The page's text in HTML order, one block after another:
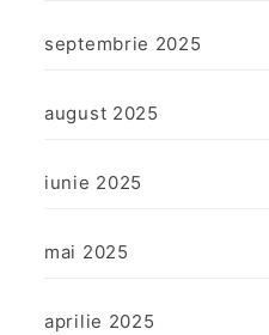
septembrie 2025
august 2025
iunie 2025
mai 2025
aprilie 2025